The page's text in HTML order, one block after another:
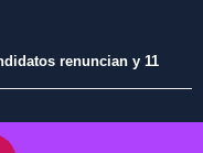
renuncian y 11
continuar en el cargo
los viernes? Esto